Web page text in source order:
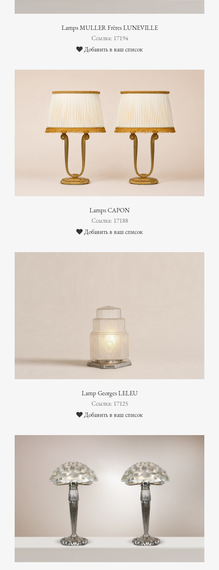
Lamps MULLER Frères LUNEVILLE
Ссылка: 17194
Добавить в ваш список
Lamps CAPON
Ссылка: 17188
Добавить в ваш список
Lamp Georges LELEU
Ссылка: 17125
Добавить в ваш список